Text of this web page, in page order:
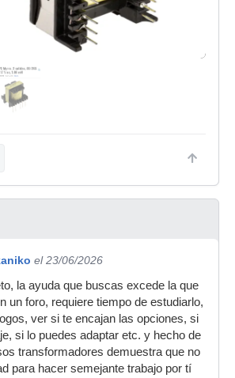
el 23/06/2026
la ayuda que buscas excede la que
un foro, requiere tiempo de estudiarlo,
ver si te encajan las opciones, si
si lo puedes adaptar etc. y hecho de
transformadores demuestra que no
para hacer semejante trabajo por tí